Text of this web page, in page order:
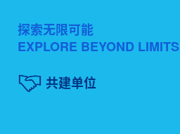
探索无限可能
EXPLORE BEYOND LIMITS
共建单位